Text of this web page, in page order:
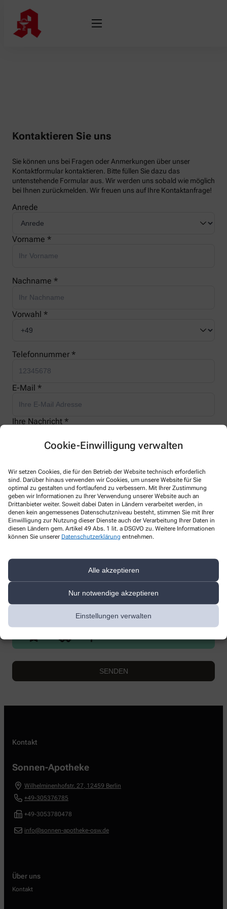
Cookie-Einwilligung verwalten
Wir setzen Cookies, die für den Betrieb der Website technisch erforderlich
sind. Darüber hinaus verwenden wir Cookies, um unsere Website für Sie
optimal zu gestalten und fortlaufend zu verbessern. Mit Ihrer Zustimmung
geben wir Informationen zu Ihrer Verwendung unserer Website auch an
Drittanbieter weiter. Soweit dabei Daten in Ländern verarbeitet werden, in
denen kein angemessenes Datenschutzniveau besteht, stimmen Sie mit Ihrer
Einwilligung zur Nutzung dieser Dienste auch der Verarbeitung Ihrer Daten in
diesen Ländern gem. Artikel 49 Abs. 1 lit. a DSGVO zu. Weitere Informationen
können Sie unserer Datenschutzerklärung entnehmen.
Alle akzeptieren
Nur notwendige akzeptieren
Einstellungen verwalten
Kontaktieren Sie uns
Sie können uns bei Fragen oder Anmerkungen über unser
Kontaktformular kontaktieren. Bitte füllen Sie dazu das
untenstehende Formular aus. Wir werden uns sobald wie möglich
bei Ihnen zurückmelden. Wir freuen uns auf Ihre Kontaktanfrage!
Anrede
Vorname *
Nachname *
Vorwahl *
Telefonnummer *
E-Mail *
Ihre Nachricht *
* Bitte füllen Sie die Pflichtfelder aus
Ich erkläre mich damit einverstanden, dass die von mir angegebenen
Daten elektronisch erfasst und gespeichert und meine Daten an die
von mir ausgesuchte Apotheke übergeben werden. Rechtsgrundlage
jederzeit widerrufen werden, z.B. per E-Mail aninfo@sonnen-
verwendet. Weitere Informationen zum Datenschutz finden Sie unter
folgendem Link:Datenschutz.
Sind Sie ein Mensch? Dann wählen Sie bitte
Kontakt
Sonnen-Apotheke
Wilhelminenhofstr. 27, 12459 Berlin
+49-305376785
+49-3053780478
info@sonnen-apotheke-osw.de
Über uns
Kontakt